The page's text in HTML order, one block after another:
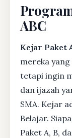
ABC
Kejar Paket
mereka yang
tetapi ingin
dan ijazah
SMA. Kejar
Belajar.
Paket A, B,